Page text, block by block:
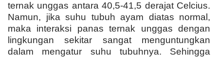
ternak unggas antara 40,5-41,5 derajat Celcius.
Namun, jika suhu tubuh ayam diatas normal,
maka interaksi panas ternak unggas dengan
lingkungan sekitar sangat menguntungkan
dalam mengatur suhu tubuhnya. Sehingga